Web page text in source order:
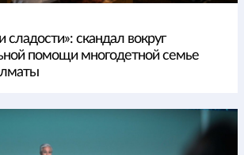
сладости»: скандал вокруг
помощи многодетной семье